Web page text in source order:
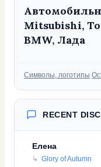
Mitsubishi,
BMW, Лада
Рубрики
Символы, логотипы
RECENT
Елена
Glory of Autumn